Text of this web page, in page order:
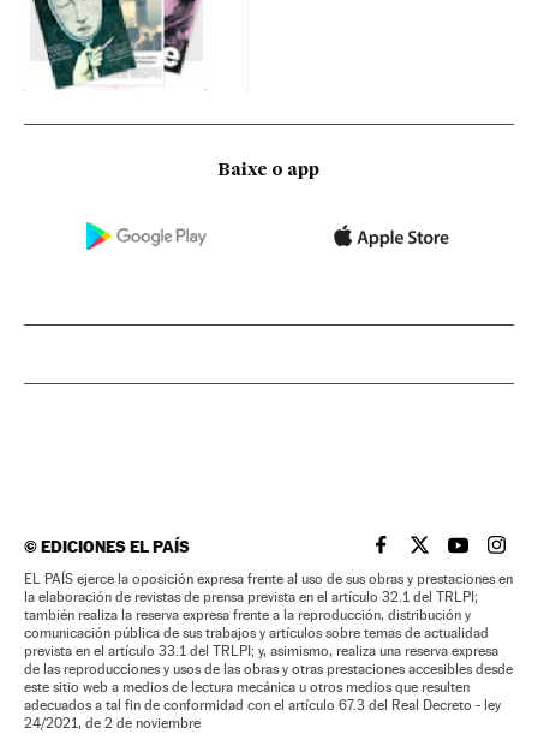
Baixe o app
©EDICIONES EL PAÍS EL PAÍS BRASIL EN
EL PAÍSEL PAÍS
EL
EL PAÍS ejerce la oposición expresa frente al uso de sus obras y prestaciones en
la elaboración de revistas de prensa prevista en el artículo 32.1 del TRLPI;
también realiza la reserva expresa frente a la reproducción, distribución y
comunicación pública de sus trabajos y artículos sobre temas de actualidad
prevista en el artículo 33.1 del TRLPI; y, asimismo, realiza una reserva expresa
de las reproducciones y usos de las obras y otras prestaciones accesibles desde
este sitio web a medios de lectura mecánica u otros medios que resulten
adecuados a tal fin de conformidad con el artículo 67.3 del Real Decreto - ley
24/2021, de 2 de noviembre